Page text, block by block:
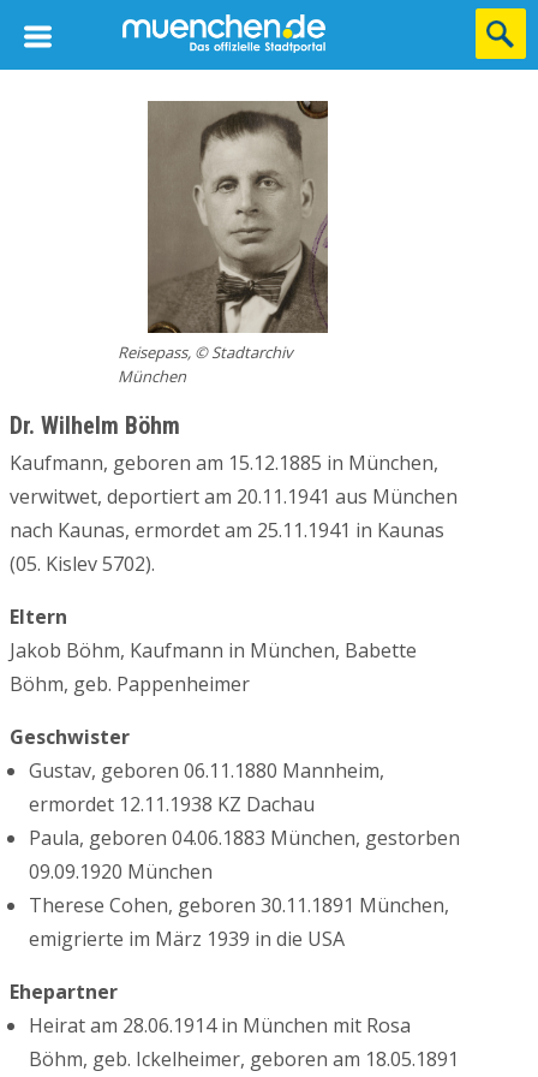
Reisepass, © Stadtarchiv
München
Dr. Wilhelm Böhm
Kaufmann, geboren am 15.12.1885 in München,
verwitwet, deportiert am 20.11.1941 aus München
nach Kaunas, ermordet am 25.11.1941 in Kaunas
(05. Kislev 5702).
Eltern
Jakob Böhm, Kaufmann in München, Babette
Böhm, geb. Pappenheimer
Geschwister
Gustav, geboren 06.11.1880 Mannheim,
ermordet 12.11.1938 KZ Dachau
Paula, geboren 04.06.1883 München, gestorben
09.09.1920 München
Therese Cohen, geboren 30.11.1891 München,
emigrierte im März 1939 in die USA
Ehepartner
Heirat am 28.06.1914 in München mit Rosa
Böhm, geb. Ickelheimer, geboren am 18.05.1891